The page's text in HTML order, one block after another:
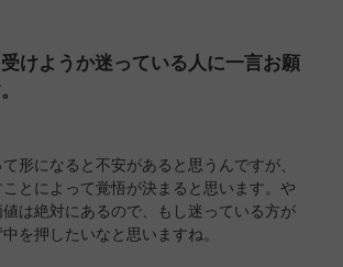
けようか迷っている人に一言お願
形になると不安があると思うんですが、
とによって覚悟が決まると思います。や
値は絶対にあるので、もし迷っている方が
を押したいなと思いますね。